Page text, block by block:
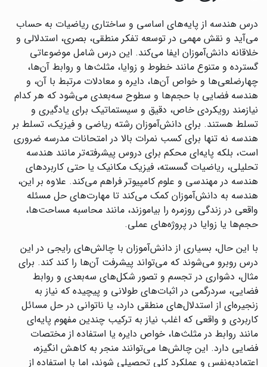
درس هندسه از پایه‌های اساسی و ساختاری ریاضیات به حساب
می‌آید و نقش مهمی در توسعه تفکر منطقی، بصری، استدلالی و
خلاقانه دانش‌آموزان ایفا می‌کند. این درس شامل موضوعاتی
گسترده و متنوع مانند خطوط و زوایا، مثلث‌ها و روابط آن‌ها،
چهارضلعی‌ها و خواص آن‌ها، دایره و معادلات مرتبط با آن، و
هندسه فضایی با حجم‌ها و سطوح سه‌بعدی می‌شود که هر کدام
نیازمند رویکردی خاص، دقیق و سیستماتیک برای یادگیری و
تسلط هستند. برای دانش‌آموزان رشته ریاضی و فیزیک، تسلط بر
هندسه نه تنها برای کسب نمرات بالا در امتحانات مدرسه ضروری
است، بلکه پایه‌ای محکم برای دروس پیشرفته‌تر مانند هندسه
تحلیلی، ریاضیات گسسته، فیزیک مکانیک یا حتی کاربردهای
هندسه در مهندسی و علوم کامپیوتر فراهم می‌کند. علاوه بر این،
هندسه به دانش‌آموزان کمک می‌کند تا مهارت‌های حل مسئله
واقعی در زندگی روزمره را بیاموزند، مانند محاسبه مساحت‌ها،
حجم‌ها یا زوایا در پروژه‌های عملی.
با این حال، بسیاری از دانش‌آموزان با چالش‌های رایجی در این
درس روبرو می‌شوند که می‌تواند پیشرفت آن‌ها را کند کند. برای
مثال، دشواری در تجسم و تصور شکل‌های سه‌بعدی و روابط
فضایی، سردرگمی در اثبات‌های طولانی و پیچیده که نیاز به
زنجیره‌ای از استدلال‌های منطقی دارد، یا ناتوانی در حل مسائل
کاربردی و واقعی که اغلب نیاز به ترکیب چندین مفهوم پایه‌ای
مانند روابط در مثلث‌ها، خواص دایره یا استفاده از مختصات
فضایی دارد. این چالش‌ها می‌توانند منجر به کاهش انگیزه،
اعتمادبه‌نفس و عملکرد کلی تحصیلی شوند، اما با استفاده از